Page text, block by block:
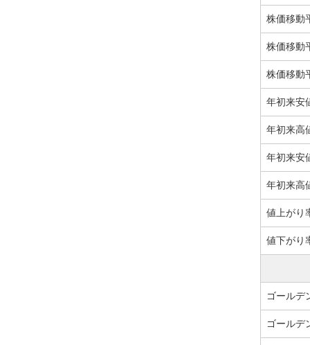
株価移動
株価移動
株価移動
年初来安
年初来高
年初来安
年初来高
値上がり
値下がり
ゴール
ゴール